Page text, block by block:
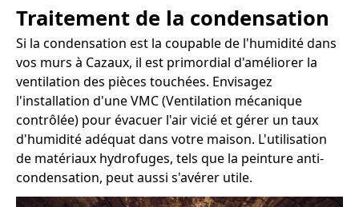
Traitement de la condensation
Si la condensation est la coupable de l'humidité dans
vos murs à Cazaux, il est primordial d'améliorer la
ventilation des pièces touchées. Envisagez
l'installation d'une VMC (Ventilation mécanique
contrôlée) pour évacuer l'air vicié et gérer un taux
d'humidité adéquat dans votre maison. L'utilisation
de matériaux hydrofuges, tels que la peinture anti-
condensation, peut aussi s'avérer utile.